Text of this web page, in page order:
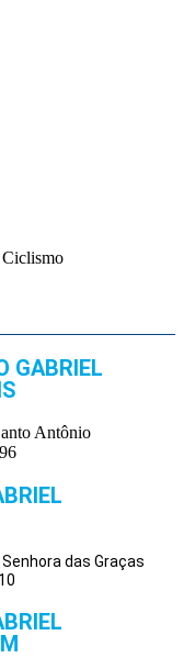
Ciclismo
GABRIEL
Antônio
das Graças